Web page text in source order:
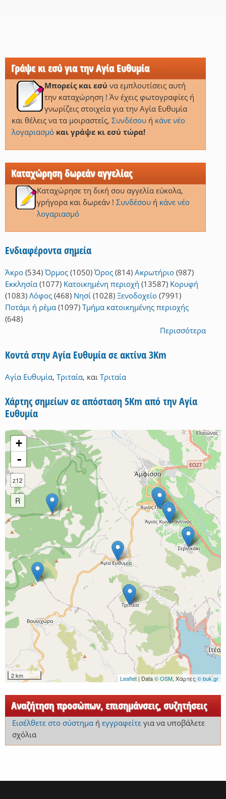
Γράψε κι εσύ για την Αγία Ευθυμία
Μπορείς και εσύ να εμπλουτίσεις αυτή
την καταχώρηση ! Άν έχεις φωτογραφίες ή
γνωρίζεις στοιχεία για την Αγία Ευθυμία
και θέλεις να τα μοιραστείς, Συνδέσουή κάνε νέο
λογαριασμό και γράψε κι εσύ τώρα!
Καταχώρηση δωρεάν αγγελίας
Καταχώρησε τη δική σου αγγελία εύκολα,
γρήγορα και δωρεάν ! Συνδέσουή κάνε νέο
λογαριασμό
Ενδιαφέροντα σημεία
Άκρο (534) Όρμος (1050) Όρος (814) Ακρωτήριο (987)
Εκκλησία (1077) Κατοικημένη περιοχή (13587) Κορυφή
(1083) Λόφος (468) Νησί (1028) Ξενοδοχείο (7991)
Ποτάμι ή ρέμα (1097) Τμήμα κατοικημένης περιοχής
(648)
Περισσότερα
Κοντά στην Αγία Ευθυμία σε ακτίνα 3Km
Αγία Ευθυμία, Τριταία, και Τριταία
Χάρτης σημείων σε απόσταση 5Km από την Αγία
Ευθυμία
+
-
z12
R
2 km Leaflet | Data© OSM, Χάρτες © buk.gr
Αναζήτηση προσώπων, επισημάνσεις, συζητήσεις
Εισέλθετε στο σύστημαή εγγραφείτεγια να υποβάλετε
σχόλια